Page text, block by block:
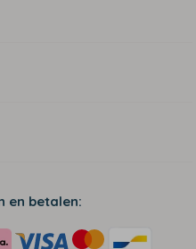
en betalen: